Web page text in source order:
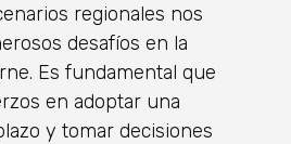
regionales nos
desafíos en la
Es fundamental que
en adoptar una
y tomar decisiones